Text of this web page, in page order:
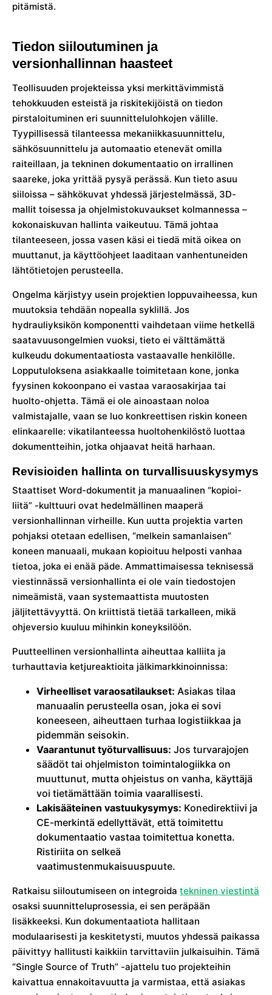
pitämistä.
Tiedon siiloutuminen ja
versionhallinnan haasteet
Teollisuuden projekteissa yksi merkittävimmistä
tehokkuuden esteistä ja riskitekijöistä on tiedon
pirstaloituminen eri suunnittelulohkojen välille.
Tyypillisessä tilanteessa mekaniikkasuunnittelu,
sähkösuunnittelu ja automaatio etenevät omilla
raiteillaan, ja tekninen dokumentaatio on irrallinen
saareke, joka yrittää pysyä perässä. Kun tieto asuu
siiloissa – sähkökuvat yhdessä järjestelmässä, 3D-
mallit toisessa ja ohjelmistokuvaukset kolmannessa –
kokonaiskuvan hallinta vaikeutuu. Tämä johtaa
tilanteeseen, jossa vasen käsi ei tiedä mitä oikea on
muuttanut, ja käyttöohjeet laaditaan vanhentuneiden
lähtötietojen perusteella.
Ongelma kärjistyy usein projektien loppuvaiheessa, kun
muutoksia tehdään nopealla syklillä. Jos
hydrauliyksikön komponentti vaihdetaan viime hetkellä
saatavuusongelmien vuoksi, tieto ei välttämättä
kulkeudu dokumentaatiosta vastaavalle henkilölle.
Lopputuloksena asiakkaalle toimitetaan kone, jonka
fyysinen kokoonpano ei vastaa varaosakirjaa tai
huolto-ohjetta. Tämä ei ole ainoastaan noloa
valmistajalle, vaan se luo konkreettisen riskin koneen
elinkaarelle: vikatilanteessa huoltohenkilöstö luottaa
dokumentteihin, jotka ohjaavat heitä harhaan.
Revisioiden hallinta on turvallisuuskysymys
Staattiset Word-dokumentit ja manuaalinen “kopioi-
liitä” -kulttuuri ovat hedelmällinen maaperä
versionhallinnan virheille. Kun uutta projektia varten
pohjaksi otetaan edellisen, “melkein samanlaisen”
koneen manuaali, mukaan kopioituu helposti vanhaa
tietoa, joka ei enää päde. Ammattimaisessa teknisessä
viestinnässä versionhallinta ei ole vain tiedostojen
nimeämistä, vaan systemaattista muutosten
jäljitettävyyttä. On kriittistä tietää tarkalleen, mikä
ohjeversio kuuluu mihinkin koneyksilöön.
Puutteellinen versionhallinta aiheuttaa kalliita ja
turhauttavia ketjureaktioita jälkimarkkinoinnissa:
Virheelliset varaosatilaukset: Asiakas tilaa
manuaalin perusteella osan, joka ei sovi
koneeseen, aiheuttaen turhaa logistiikkaa ja
pidemmän seisokin.
Vaarantunut työturvallisuus: Jos turvarajojen
säädöt tai ohjelmiston toimintalogiikka on
muuttunut, mutta ohjeistus on vanha, käyttäjä
voi tietämättään toimia vaarallisesti.
Lakisääteinen vastuukysymys: Konedirektiivi ja
CE-merkintä edellyttävät, että toimitettu
dokumentaatio vastaa toimitettua konetta.
Ristiriita on selkeä
vaatimustenmukaisuuspuute.
Ratkaisu siiloutumiseen on integroida tekninen viestintä
osaksi suunnitteluprosessia, ei sen peräpään
lisäkkeeksi. Kun dokumentaatiota hallitaan
modulaarisesti ja keskitetysti, muutos yhdessä paikassa
päivittyy hallitusti kaikkiin tarvittaviin julkaisuihin. Tämä
“Single Source of Truth” -ajattelu tuo projekteihin
kaivattua ennakoitavuutta ja varmistaa, että asiakas